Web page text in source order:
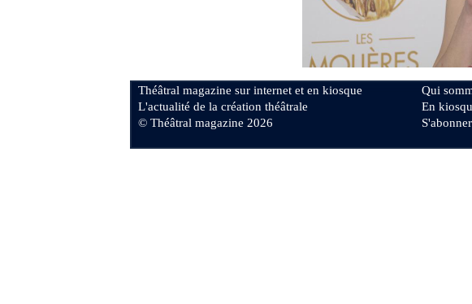
Théâtral magazine sur internet et en kiosque
L'actualité de la création théâtrale
© Théâtral magazine 2026
Qui
En
S'abonner